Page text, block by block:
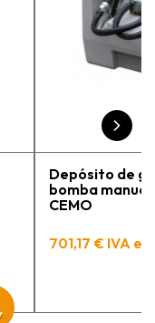
Depósito de
bomba
CEMO
701,17 € IVA